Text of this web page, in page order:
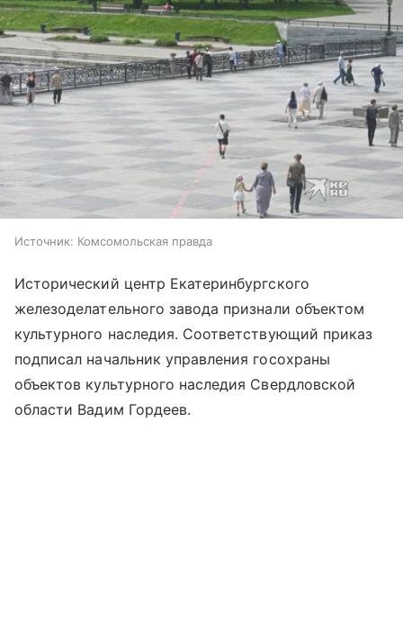
Источник: Комсомольская правда
Исторический центр Екатеринбургского
железоделательного завода признали объектом
культурного наследия. Соответствующий приказ
подписал начальник управления госохраны
объектов культурного наследия Свердловской
области Вадим Гордеев.